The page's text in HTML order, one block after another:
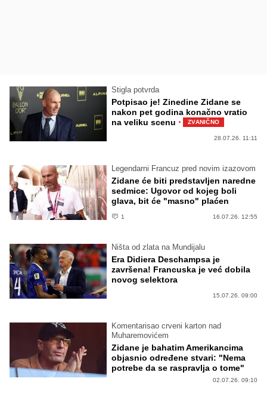
Stigla potvrda
Potpisao je! Zinedine Zidane se
nakon pet godina konačno vratio
na veliku scenu · ZVANIČNO
28.07.26. 11:11
Legendarni Francuz pred novim izazovom
Zidane će biti predstavljen naredne
sedmice: Ugovor od kojeg boli
glava, bit će "masno" plaćen
1 16.07.26. 12:55
Ništa od zlata na Mundijalu
Era Didiera Deschampsa je
završena! Francuska je već dobila
novog selektora
15.07.26. 09:00
Komentarisao crveni karton nad
Muharemovićem
Zidane je bahatim Amerikancima
objasnio određene stvari: "Nema
potrebe da se raspravlja o tome"
02.07.26. 09:10